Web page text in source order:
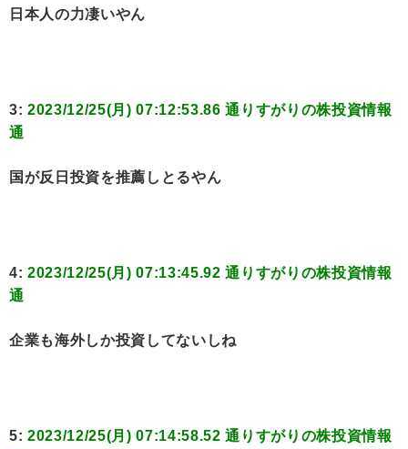
日本人の力凄いやん
3: 2023/12/25(月) 07:12:53.86 通りすがりの株投資情報
通
国が反日投資を推薦しとるやん
4: 2023/12/25(月) 07:13:45.92 通りすがりの株投資情報
通
企業も海外しか投資してないしね
5: 2023/12/25(月) 07:14:58.52 通りすがりの株投資情報